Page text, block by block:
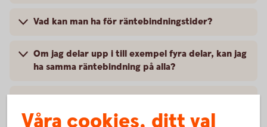
Vad kan man ha för räntebindningstider?
Om jag delar upp i till exempel fyra delar, kan jag
ha samma räntebindning på alla?
Jag vill inte ha lånet i flera delar, utan jag vill ha
hela lånet i en del och binda allt på samma
Våra cookies, ditt val